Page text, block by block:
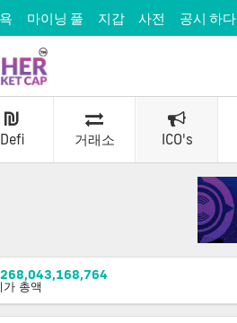
마이닝 풀 지갑 사전 공시 하다
Defi 거래소 ICO's
가 총액